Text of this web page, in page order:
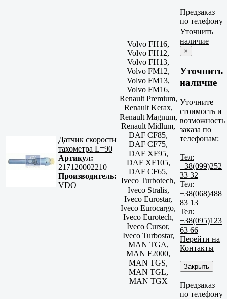
Предзаказ
по телефону
Датчик скорости
тахометра L=90
Артикул:
217120002210
Производитель:
VDO
Volvo FH16,
Volvo FH12,
Volvo FH13,
Volvo FM12,
Volvo FM13,
Volvo FM16,
Renault Premium,
Renault Kerax,
Renault Magnum,
Renault Midlum,
DAF CF85,
DAF CF75,
DAF XF95,
DAF XF105,
DAF CF65,
Iveco Turbotech,
Iveco Stralis,
Iveco Eurostar,
Iveco Eurocargo,
Iveco Eurotech,
Iveco Cursor,
Iveco Turbostar,
MAN TGA,
MAN F2000,
MAN TGS,
MAN TGL,
MAN TGX
Уточнить
наличие
×
Уточнить
наличие
Уточните
стоимость и
возможность
заказа по
телефонам:
Тел:
+38(099)252
33 32
Тел:
+38(068)488
83 13
Тел:
+38(095)123
63 66
Перейти на
Контакты
Закрыть
Предзаказ
по телефону